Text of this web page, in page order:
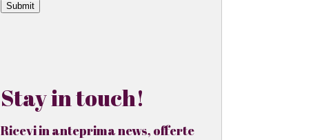
Submit
Stay in touch!
Ricevi in anteprima news, offerte